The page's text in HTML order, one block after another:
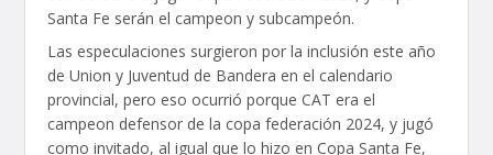
Santa Fe serán el campeon y subcampeón.
Las especulaciones surgieron por la inclusión este año
de Union y Juventud de Bandera en el calendario
provincial, pero eso ocurrió porque CAT era el
campeon defensor de la copa federación 2024, y jugó
como invitado, al igual que lo hizo en Copa Santa Fe,